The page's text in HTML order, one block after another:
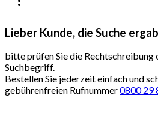
Lieber Kunde, die Suche
bitte prüfen Sie die Rechtschreibung
Suchbegriff.
Bestellen Sie jederzeit einfach und
gebührenfreien Rufnummer0800 29